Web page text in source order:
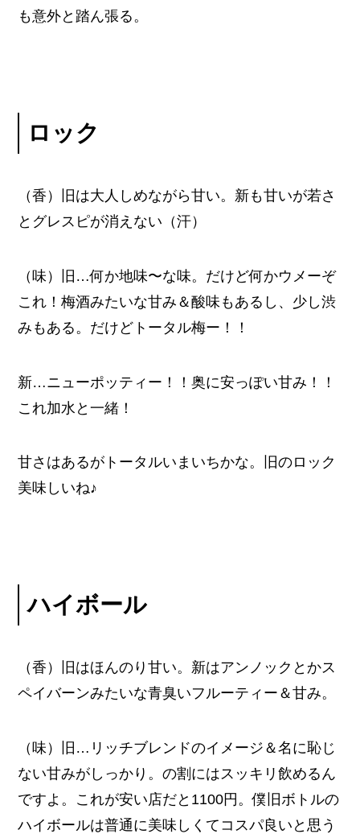
も意外と踏ん張る。
ロック
（香）旧は大人しめながら甘い。新も甘いが若さ
とグレスピが消えない（汗）
（味）旧…何か地味〜な味。だけど何かウメーぞ
これ！梅酒みたいな甘み＆酸味もあるし、少し渋
みもある。だけどトータル梅ー！！
新…ニューポッティー！！奥に安っぽい甘み！！
これ加水と一緒！
甘さはあるがトータルいまいちかな。旧のロック
美味しいね♪
ハイボール
（香）旧はほんのり甘い。新はアンノックとかス
ペイバーンみたいな青臭いフルーティー＆甘み。
（味）旧…リッチブレンドのイメージ＆名に恥じ
ない甘みがしっかり。の割にはスッキリ飲めるん
ですよ。これが安い店だと1100円。僕旧ボトルの
ハイボールは普通に美味しくてコスパ良いと思う